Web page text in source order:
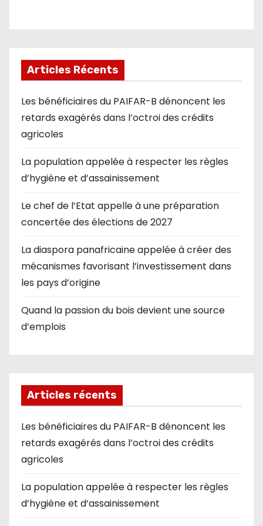
Articles Récents
Les bénéficiaires du PAIFAR-B dénoncent les
retards exagérés dans l’octroi des crédits
agricoles
La population appelée à respecter les règles
d’hygiène et d’assainissement
Le chef de l’Etat appelle à une préparation
concertée des élections de 2027
La diaspora panafricaine appelée à créer des
mécanismes favorisant l’investissement dans
les pays d’origine
Quand la passion du bois devient une source
d’emplois
Articles récents
Les bénéficiaires du PAIFAR-B dénoncent les
retards exagérés dans l’octroi des crédits
agricoles
La population appelée à respecter les règles
d’hygiène et d’assainissement